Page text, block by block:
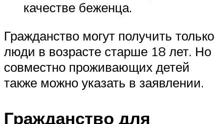
качестве беженца.
Гражданство могут получить только
люди в возрасте старше 18 лет. Но
совместно проживающих детей
также можно указать в заявлении.
Гражданство для